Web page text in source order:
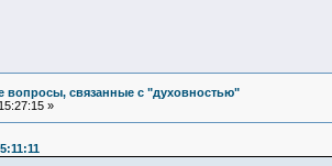
вопросы, связанные с "духовностью"
»